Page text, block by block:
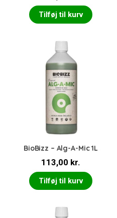
Tilføj til kurv
BioBizz – Alg-A-Mic 1L
113,00 kr.
Tilføj til kurv